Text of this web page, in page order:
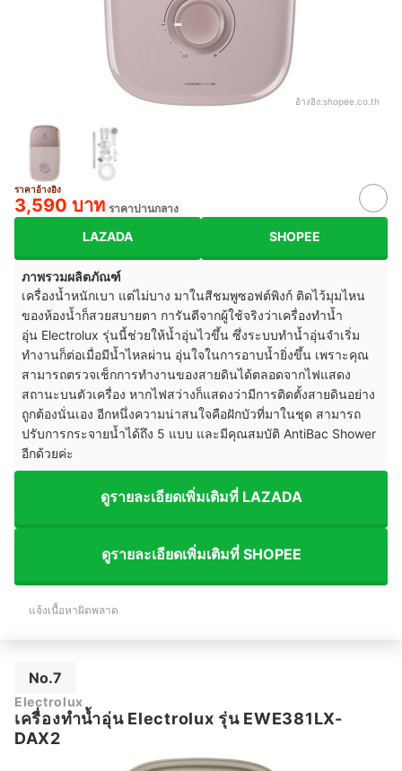
อ้างอิง:shopee.co.th
ราคาอ้างอิง
3,590 บาท ราคาปานกลาง
LAZADA SHOPEE
ภาพรวมผลิตภัณฑ์
เครื่องน้ำหนักเบา แต่ไม่บาง มาในสีชมพูซอฟต์พิงก์ ติดไว้มุมไหน
ของห้องน้ำก็สวยสบายตา การันตีจากผู้ใช้จริงว่าเครื่องทำน้ำ
อุ่น Electrolux รุ่นนี้ช่วยให้น้ำอุ่นไวขึ้น ซึ่งระบบทำน้ำอุ่นจำเริ่ม
ทำงานก็ต่อเมื่อมีน้ำไหลผ่าน อุ่นใจในการอาบน้ำยิ่งขึ้น เพราะคุณ
สามารถตรวจเช็กการทำงานของสายดินได้ตลอดจากไฟแสดง
สถานะบนตัวเครื่อง หากไฟสว่างก็แสดงว่ามีการติดตั้งสายดินอย่าง
ถูกต้องนั่นเอง อีกหนึ่งความน่าสนใจคือฝักบัวที่มาในชุด สามารถ
ปรับการกระจายน้ำได้ถึง 5 แบบ และมีคุณสมบัติ AntiBac Shower
อีกด้วยค่ะ
ดูรายละเอียดเพิ่มเติมที่ LAZADA
ดูรายละเอียดเพิ่มเติมที่ SHOPEE
แจ้งเนื้อหาผิดพลาด
No.7
Electrolux
เครื่องทำน้ำอุ่น Electrolux รุ่น EWE381LX-
DAX2